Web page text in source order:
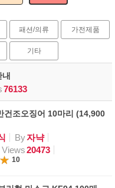
패션/의류 가전제품
기타
내
76133
건조오징어 10마리 (14,900
By자냑
Views20473
10